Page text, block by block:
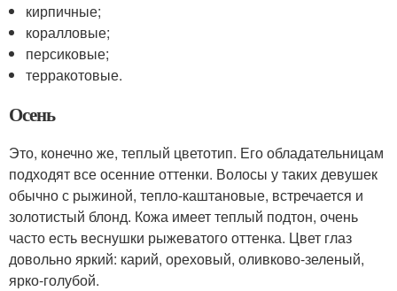
кирпичные;
коралловые;
персиковые;
терракотовые.
Осень
Это, конечно же, теплый цветотип. Его обладательницам
подходят все осенние оттенки. Волосы у таких девушек
обычно с рыжиной, тепло-каштановые, встречается и
золотистый блонд. Кожа имеет теплый подтон, очень
часто есть веснушки рыжеватого оттенка. Цвет глаз
довольно яркий: карий, ореховый, оливково-зеленый,
ярко-голубой.